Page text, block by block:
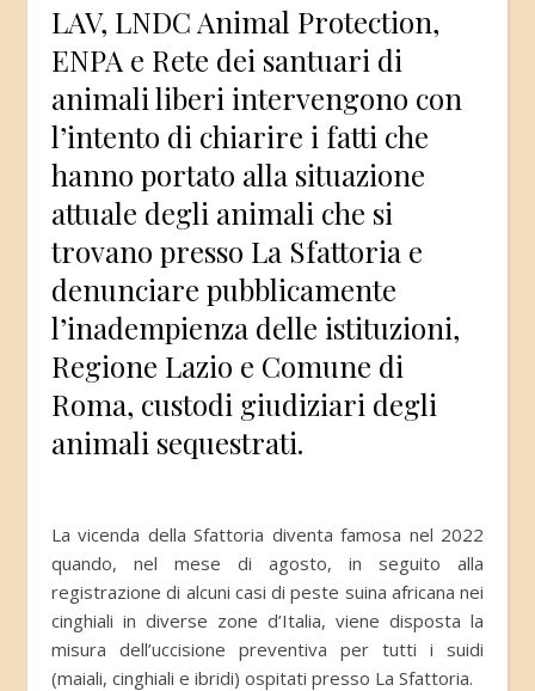
LAV, LNDC Animal Protection,
ENPA e Rete dei santuari di
animali liberi intervengono con
l’intento di chiarire i fatti che
hanno portato alla situazione
attuale degli animali che si
trovano presso La Sfattoria e
denunciare pubblicamente
l’inadempienza delle istituzioni,
Regione Lazio e Comune di
Roma, custodi giudiziari degli
animali sequestrati.
La vicenda della Sfattoria diventa famosa nel 2022
quando, nel mese di agosto, in seguito alla
registrazione di alcuni casi di peste suina africana nei
cinghiali in diverse zone d’Italia, viene disposta la
misura dell’uccisione preventiva per tutti i suidi
(maiali, cinghiali e ibridi) ospitati presso La Sfattoria.